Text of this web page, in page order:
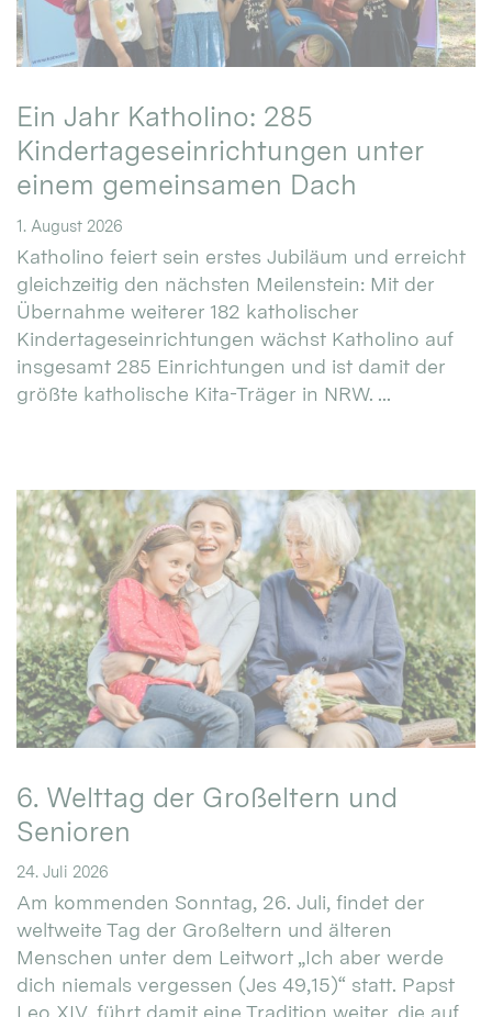
Ein Jahr Katholino: 285
Kindertageseinrichtungen unter
einem gemeinsamen Dach
1. August 2026
Katholino feiert sein erstes Jubiläum und erreicht
gleichzeitig den nächsten Meilenstein: Mit der
Übernahme weiterer 182 katholischer
Kindertageseinrichtungen wächst Katholino auf
insgesamt 285 Einrichtungen und ist damit der
größte katholische Kita-Träger in NRW. ...
6. Welttag der Großeltern und
Senioren
24. Juli 2026
Am kommenden Sonntag, 26. Juli, findet der
weltweite Tag der Großeltern und älteren
Menschen unter dem Leitwort „Ich aber werde
dich niemals vergessen (Jes 49,15)“ statt. Papst